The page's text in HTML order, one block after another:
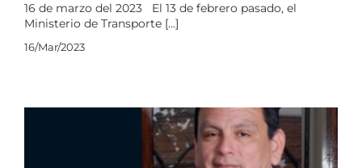
16 de marzo del 2023 El 13 de febrero pasado, el
Ministerio de Transporte [...]
16/Mar/2023